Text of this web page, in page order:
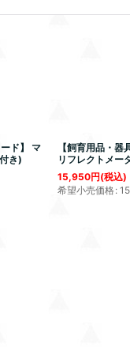
ド】 マ
き)
【飼育用品・
リフレクトメー
15,950円(税込)
希望小売価格: